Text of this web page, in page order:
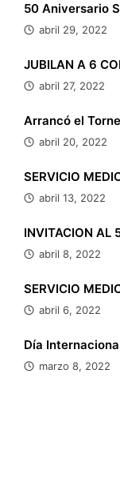
50 Aniversario
abril 29, 2022
JUBILAN A 6
abril 27, 2022
Arrancó el
abril 20, 2022
SERVICIO
abril 13, 2022
INVITACION AL
abril 8, 2022
SERVICIO
abril 6, 2022
Día
marzo 8, 2022